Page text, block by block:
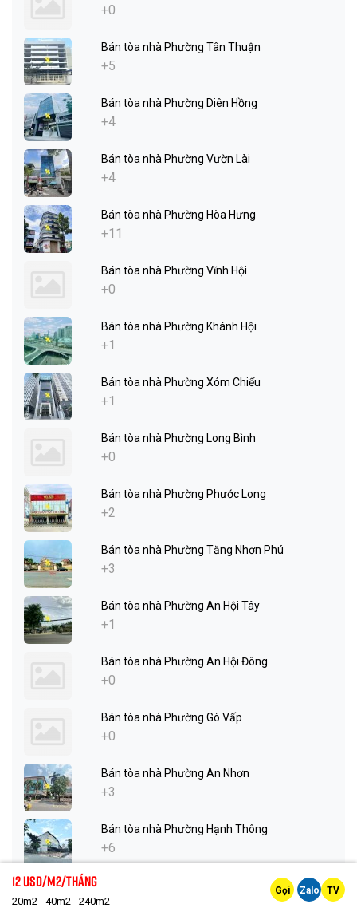
+0
Bán tòa nhà Phường Tân Thuận
+5
Bán tòa nhà Phường Diên Hồng
+4
Bán tòa nhà Phường Vườn Lài
+4
Bán tòa nhà Phường Hòa Hưng
+11
Bán tòa nhà Phường Vĩnh Hội
+0
Bán tòa nhà Phường Khánh Hội
+1
Bán tòa nhà Phường Xóm Chiếu
+1
Bán tòa nhà Phường Long Bình
+0
Bán tòa nhà Phường Phước Long
+2
Bán tòa nhà Phường Tăng Nhơn Phú
+3
Bán tòa nhà Phường An Hội Tây
+1
Bán tòa nhà Phường An Hội Đông
+0
Bán tòa nhà Phường Gò Vấp
+0
Bán tòa nhà Phường An Nhơn
+3
Bán tòa nhà Phường Hạnh Thông
+6
Bán tòa nhà Phường Thông Tây Hội
+1
12 Usd/m2/tháng
20m2 - 40m2 - 240m2
Gọi Zalo TV